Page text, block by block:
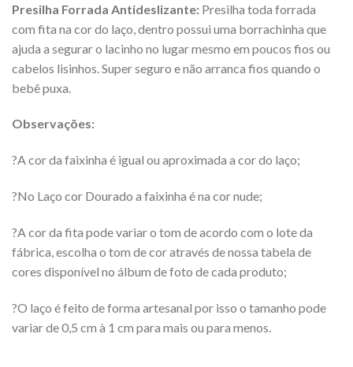
Presilha Forrada Antideslizante: Presilha toda forrada
com fita na cor do laço, dentro possui uma borrachinha que
ajuda a segurar o lacinho no lugar mesmo em poucos fios ou
cabelos lisinhos. Super seguro e não arranca fios quando o
bebê puxa.
Observações:
?A cor da faixinha é igual ou aproximada a cor do laço;
?No Laço cor Dourado a faixinha é na cor nude;
?A cor da fita pode variar o tom de acordo com o lote da
fábrica, escolha o tom de cor através de nossa tabela de
cores disponível no álbum de foto de cada produto;
?O laço é feito de forma artesanal por isso o tamanho pode
variar de 0,5 cm à 1 cm para mais ou para menos.